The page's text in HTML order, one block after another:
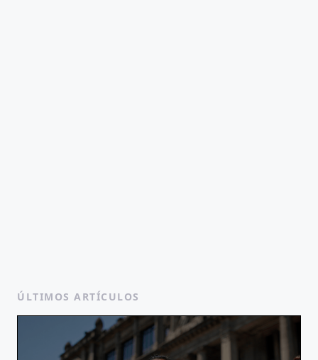
ÚLTIMOS ARTÍCULOS